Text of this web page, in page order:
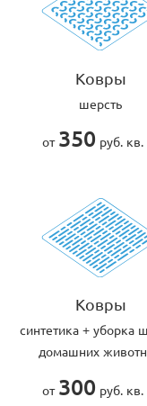
Ковры
шерсть
от 350 руб.
Ковры
cинтетика + уборка
домашних
от 300 руб.